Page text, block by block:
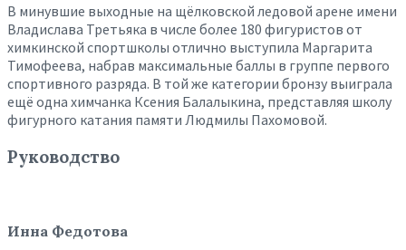
В минувшие выходные на щёлковской ледовой арене имени
Владислава Третьяка в числе более 180 фигуристов от
химкинской спортшколы отлично выступила Маргарита
Тимофеева, набрав максимальные баллы в группе первого
спортивного разряда. В той же категории бронзу выиграла
ещё одна химчанка Ксения Балалыкина, представляя школу
фигурного катания памяти Людмилы Пахомовой.
Руководство
Инна Федотова